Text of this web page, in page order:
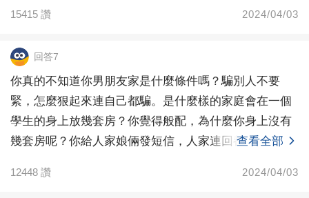
至今也沒有給我任何反饋，也沒有給我說明機會，他媽
出現了問題。我真的很想復合。我家也不差的。妥妥的
中產，因為我爸是做生意那種市井生意，所以才會有這
種性格。要是配的上也是配的上。只是相比之下略顯不
足而已。我知道他受了委屈，我只想復合。重新聲明一
次。1.我沒有不作為，我只是沒找到開口的好時機，我
在跟我爸媽復盤的時候，極力再說他們的不是，還沖他
們發脾氣。2.我們家也不差年收入在70-120w這兩年行情
15415 讚 2024/04/03
回答7
你真的不知道你男朋友家是什麼條件嗎？騙別人不要
緊，怎麼狠起來連自己都騙。是什麼樣的家庭會在一個
學生的身上放幾套房？你覺得般配，為什麼你身上沒有
幾套房呢？你給人家娘倆發短信，人家連回都不回，你
查看全部
12448 讚 2024/04/03